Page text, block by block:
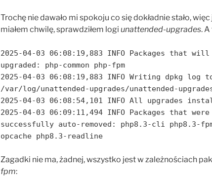
Trochę nie dawało mi spokoju co się dokładnie stało,
miałem chwilę, sprawdziłem logi unattended-upgrades.
2025-04-03 06:08:19,883 INFO Packages that will
upgraded: php-common php-fpm
2025-04-03 06:08:19,883 INFO Writing dpkg log
/var/log/unattended-upgrades/unattended-
2025-04-03 06:08:54,101 INFO All upgrades
2025-04-03 06:09:11,494 INFO Packages that were
successfully auto-removed: php8.3-cli php8.3-
opcache php8.3-readline
Zagadki nie ma, żadnej, wszystko jest w zależnościach
fpm: